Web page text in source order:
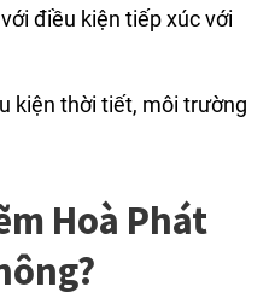
điều kiện tiếp xúc với
kiện thời tiết, môi trường
Hoà Phát